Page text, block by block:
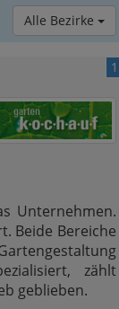
Alle Bezirke
1
Unternehmen.
Beide Bereiche
zählt
geblieben.